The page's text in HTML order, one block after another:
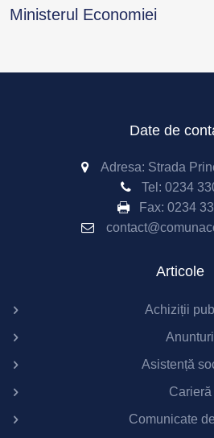
Ministerul Economiei
Date de
Adresa: Strada
Tel: 0234
Fax: 0234
Articole
Achiziții
Anunturi
Asistență
Carieră
Comunicate